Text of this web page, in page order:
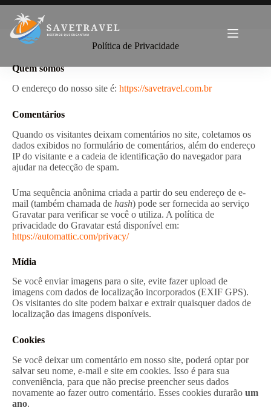
Política de Privacidade
Quem somos
O endereço do nosso site é: https://savetravel.com.br
Comentários
Quando os visitantes deixam comentários no site, coletamos os
dados exibidos no formulário de comentários, além do endereço
IP do visitante e a cadeia de identificação do navegador para
ajudar na detecção de spam.
Uma sequência anônima criada a partir do seu endereço de e-
mail (também chamada de hash) pode ser fornecida ao serviço
Gravatar para verificar se você o utiliza. A política de
privacidade do Gravatar está disponível em:
https://automattic.com/privacy/
Mídia
Se você enviar imagens para o site, evite fazer upload de
imagens com dados de localização incorporados (EXIF GPS).
Os visitantes do site podem baixar e extrair quaisquer dados de
localização das imagens disponíveis.
Cookies
Se você deixar um comentário em nosso site, poderá optar por
salvar seu nome, e-mail e site em cookies. Isso é para sua
conveniência, para que não precise preencher seus dados
novamente ao fazer outro comentário. Esses cookies durarão um
ano.